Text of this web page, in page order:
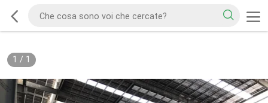
1 / 1